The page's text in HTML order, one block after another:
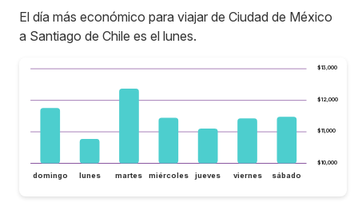
El día más económico para viajar de Ciudad de México
a Santiago de Chile es el lunes.
$10,000
$11,000
$12,000
$13,000
domingo lunes martes miércoles jueves viernes sábado